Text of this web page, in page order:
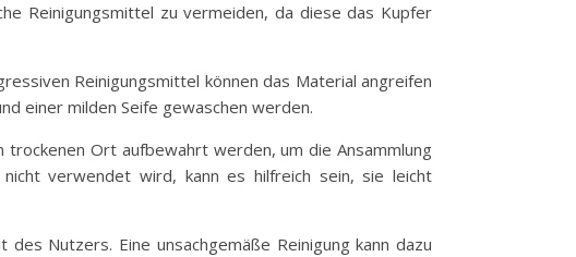
Reinigungsmittel zu vermeiden, da diese das Kupfer
Reinigungsmittel können das Material angreifen
einer milden Seife gewaschen werden.
Ort aufbewahrt werden, um die Ansammlung
verwendet wird, kann es hilfreich sein, sie leicht
Nutzers. Eine unsachgemäße Reinigung kann dazu